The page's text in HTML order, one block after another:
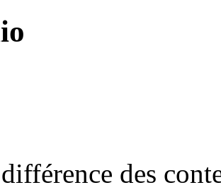
des